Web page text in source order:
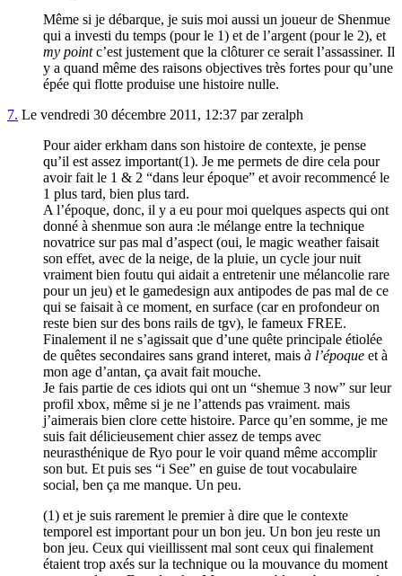
Même si je débarque, je suis moi aussi un joueur de Shenmue
qui a investi du temps (pour le 1) et de l’argent (pour le 2), et
my pointc’est justement que la clôturer ce serait l’assassiner. Il
y a quand même des raisons objectives très fortes pour qu’une
épée qui flotte produise une histoire nulle.
7. Le vendredi 30 décembre 2011, 12:37 par zeralph
Pour aider erkham dans son histoire de contexte, je pense
qu’il est assez important(1). Je me permets de dire cela pour
avoir fait le 1 & 2 “dans leur époque” et avoir recommencé le
1 plus tard, bien plus tard.
A l’époque, donc, il y a eu pour moi quelques aspects qui ont
donné à shenmue son aura :le mélange entre la technique
novatrice sur pas mal d’aspect (oui, le magic weather faisait
son effet, avec de la neige, de la pluie, un cycle jour nuit
vraiment bien foutu qui aidait a entretenir une mélancolie rare
pour un jeu) et le gamedesign aux antipodes de pas mal de ce
qui se faisait à ce moment, en surface (car en profondeur on
reste bien sur des bons rails de tgv), le fameux FREE.
Finalement il ne s’agissait que d’une quête principale étiolée
de quêtes secondaires sans grand interet, mais à l’époque et à
mon age d’antan, ça avait fait mouche.
Je fais partie de ces idiots qui ont un “shemue 3 now” sur leur
profil xbox, même si je ne l’attends pas vraiment. mais
j’aimerais bien clore cette histoire. Parce qu’en somme, je me
suis fait délicieusement chier assez de temps avec
neurasthénique de Ryo pour le voir quand même accomplir
son but. Et puis ses “i See” en guise de tout vocabulaire
social, ben ça me manque. Un peu.
(1) et je suis rarement le premier à dire que le contexte
temporel est important pour un bon jeu. Un bon jeu reste un
bon jeu. Ceux qui vieillissent mal sont ceux qui finalement
étaient trop axés sur la technique ou la mouvance du moment